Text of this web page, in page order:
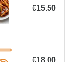
€15.50
€18.00